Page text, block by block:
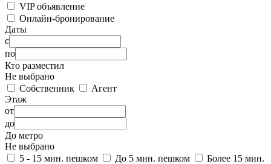
VIP объявление
Онлайн-бронирование
Даты
с
по
Кто разместил
Не выбрано
Собственник
Агент
Этаж
от
до
До метро
Не выбрано
5 - 15 мин. пешком
До 5 мин. пешком
Более 15 мин.